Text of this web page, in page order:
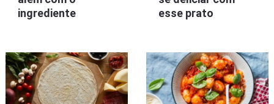
ingrediente
esse prato